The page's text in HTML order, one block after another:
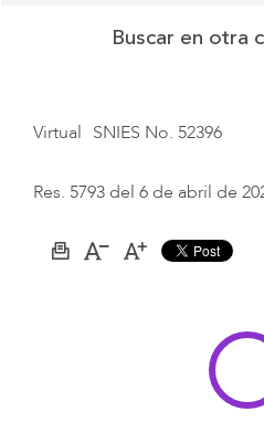
Virtual SNIES No. 52396
Res. 5793 del 6 de abril de
ImprimirAumentarDisminuir
Buscar en otra